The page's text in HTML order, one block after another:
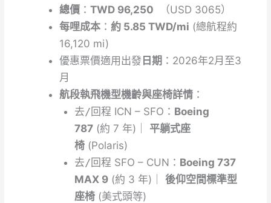
總價： TWD 96,250 （USD 3065）
每哩成本： 約 5.85 TWD/mi (總航程約
16,120 mi)
優惠票價適用出發 日期 ：2026年2月至3
月
航段執飛機型機齡與座椅詳情：
去/回程 ICN – SFO： Boeing
787 (約 7 年)｜ 平躺式座
椅 (Polaris)
去/回程 SFO – CUN： Boeing 737
MAX 9 (約 3 年)｜後仰空間標準型
座椅 (美式頭等)